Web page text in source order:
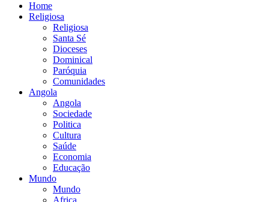
Home
Religiosa
Religiosa
Santa Sé
Dioceses
Dominical
Paróquia
Comunidades
Angola
Angola
Sociedade
Politica
Cultura
Saúde
Economia
Educação
Mundo
Mundo
Africa